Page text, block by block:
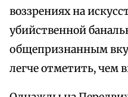
воззрениях на
убийственной
общепризнанным
легче отметить, чем